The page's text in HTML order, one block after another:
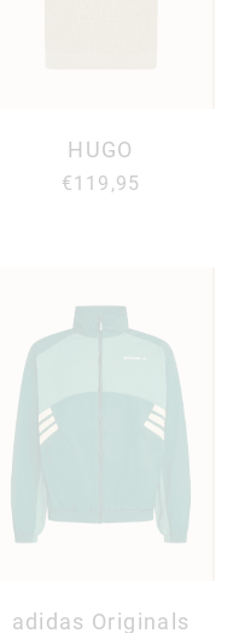
HUGO
€119,95
adidas Originals